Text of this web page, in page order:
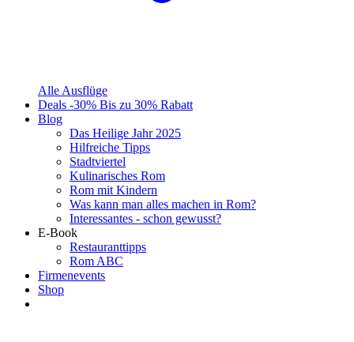
Alle Ausflüge
Deals -30% Bis zu 30% Rabatt
Blog
Das Heilige Jahr 2025
Hilfreiche Tipps
Stadtviertel
Kulinarisches Rom
Rom mit Kindern
Was kann man alles machen in Rom?
Interessantes - schon gewusst?
E-Book
Restauranttipps
Rom ABC
Firmenevents
Shop